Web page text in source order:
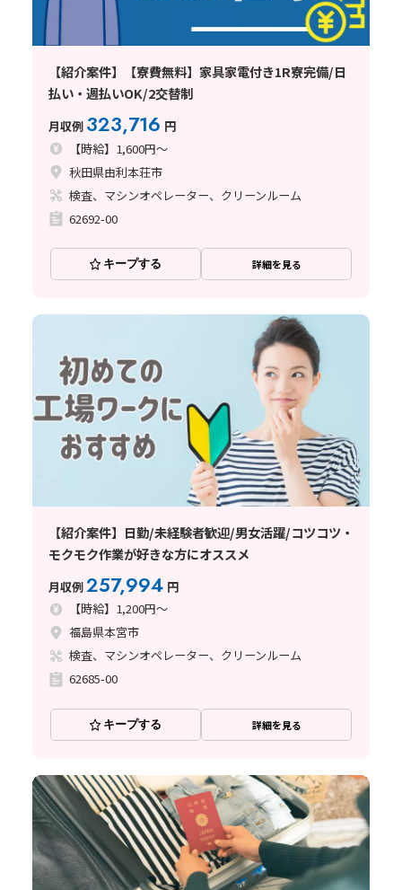
【紹介案件】【寮費無料】家具家電付き1R寮完備/日
払い・週払いOK/2交替制
月収例 323,716 円
【時給】1,600円～
秋田県由利本荘市
検査、マシンオペレーター、クリーンルーム
62692-00
キープする 詳細を見る
【紹介案件】日勤/未経験者歓迎/男女活躍/コツコツ・
モクモク作業が好きな方にオススメ
月収例257,994 円
【時給】1,200円～
福島県本宮市
検査、マシンオペレーター、クリーンルーム
62685-00
キープする 詳細を見る